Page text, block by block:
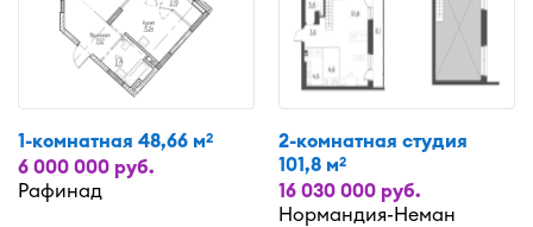
1-комнатная 48,66 м2
6 000 000 руб.
Рафинад
2-комнатная студия
101,8 м2
16 030 000 руб.
Нормандия-Неман